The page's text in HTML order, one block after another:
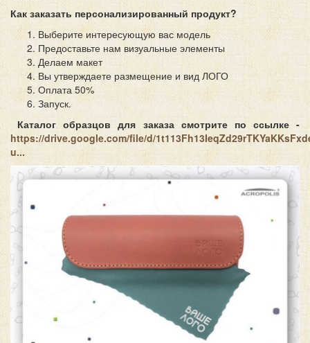
Как заказать персонализированный продукт?
Выберите интересующую вас модель
Предоставьте нам визуальные элементы
Делаем макет
Вы утверждаете размещение и вид ЛОГО
Оплата 50%
Запуск.
Каталог образцов для заказа смотрите по ссылке -
https://drive.google.com/file/d/
u...